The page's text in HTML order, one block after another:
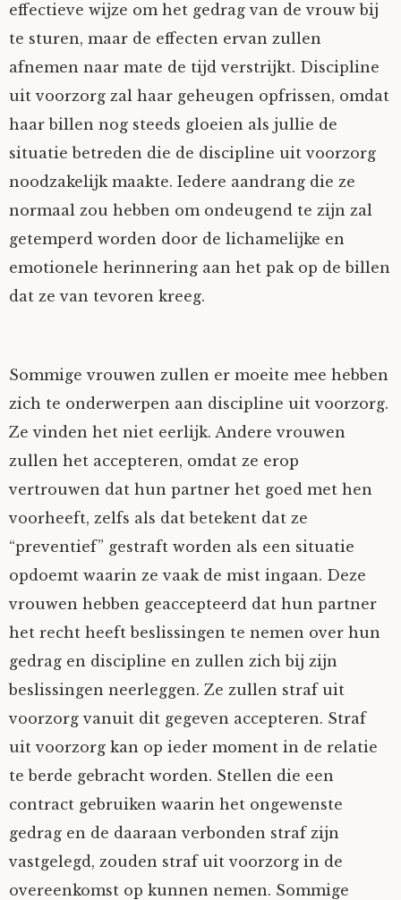
effectieve wijze om het gedrag van de vrouw bij
te sturen, maar de effecten ervan zullen
afnemen naar mate de tijd verstrijkt. Discipline
uit voorzorg zal haar geheugen opfrissen, omdat
haar billen nog steeds gloeien als jullie de
situatie betreden die de discipline uit voorzorg
noodzakelijk maakte. Iedere aandrang die ze
normaal zou hebben om ondeugend te zijn zal
getemperd worden door de lichamelijke en
emotionele herinnering aan het pak op de billen
dat ze van tevoren kreeg.
Sommige vrouwen zullen er moeite mee hebben
zich te onderwerpen aan discipline uit voorzorg.
Ze vinden het niet eerlijk. Andere vrouwen
zullen het accepteren, omdat ze erop
vertrouwen dat hun partner het goed met hen
voorheeft, zelfs als dat betekent dat ze
“preventief” gestraft worden als een situatie
opdoemt waarin ze vaak de mist ingaan. Deze
vrouwen hebben geaccepteerd dat hun partner
het recht heeft beslissingen te nemen over hun
gedrag en discipline en zullen zich bij zijn
beslissingen neerleggen. Ze zullen straf uit
voorzorg vanuit dit gegeven accepteren. Straf
uit voorzorg kan op ieder moment in de relatie
te berde gebracht worden. Stellen die een
contract gebruiken waarin het ongewenste
gedrag en de daaraan verbonden straf zijn
vastgelegd, zouden straf uit voorzorg in de
overeenkomst op kunnen nemen. Sommige